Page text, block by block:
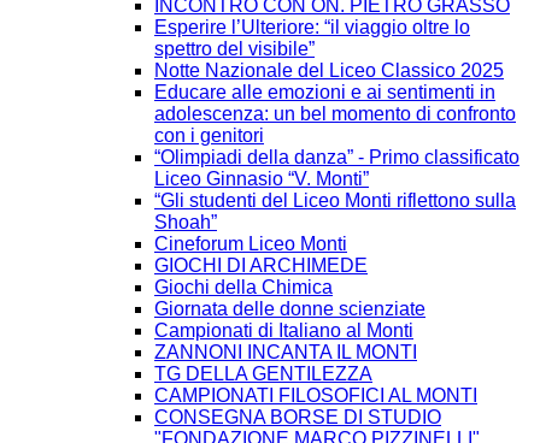
INCONTRO CON ON. PIETRO GRASSO
Esperire l’Ulteriore: “il viaggio oltre lo
spettro del visibile”
Notte Nazionale del Liceo Classico 2025
Educare alle emozioni e ai sentimenti in
adolescenza: un bel momento di confronto
con i genitori
“Olimpiadi della danza” - Primo classificato
Liceo Ginnasio “V. Monti”
“Gli studenti del Liceo Monti riflettono sulla
Shoah”
Cineforum Liceo Monti
GIOCHI DI ARCHIMEDE
Giochi della Chimica
Giornata delle donne scienziate
Campionati di Italiano al Monti
ZANNONI INCANTA IL MONTI
TG DELLA GENTILEZZA
CAMPIONATI FILOSOFICI AL MONTI
CONSEGNA BORSE DI STUDIO